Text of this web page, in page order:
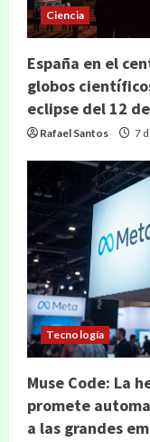
Ciencia
España en el
globos
eclipse del 12
Rafael Santos 7
Tecnología
Muse Code: La
promete
a las grandes